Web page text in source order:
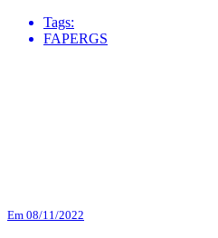
Tags:
FAPERGS
Em 08/11/2022